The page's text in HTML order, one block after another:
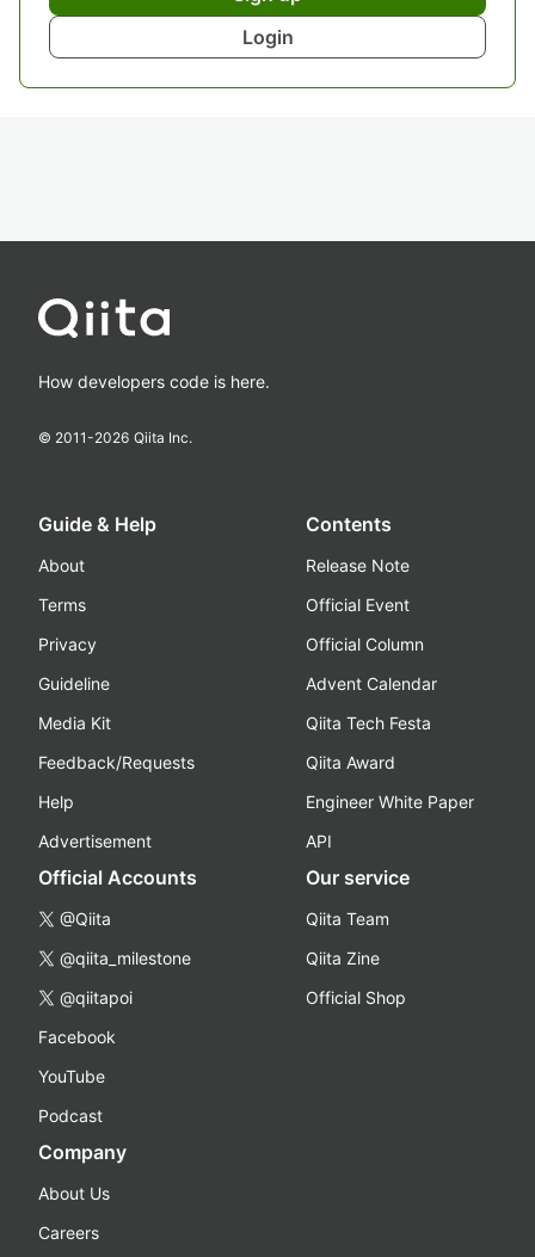
Login
How developers code is here.
© 2011-2026 Qiita Inc.
Guide & Help
About
Terms
Privacy
Guideline
Media Kit
Feedback/Requests
Help
Advertisement
Contents
Release Note
Official Event
Official Column
Advent Calendar
Qiita Tech Festa
Qiita Award
Engineer White Paper
API
Official Accounts
@Qiita
@qiita_milestone
@qiitapoi
Facebook
YouTube
Podcast
Our service
Qiita Team
Qiita Zine
Official Shop
Company
About Us
Careers